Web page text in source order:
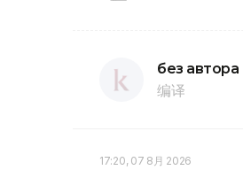
без автора
编译
17:20, 07 8月 2026